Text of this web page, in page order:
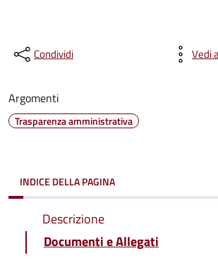
Condividi Vedi
Argomenti
Trasparenza amministrativa
INDICE DELLA PAGINA
Descrizione
Documenti e Allegati